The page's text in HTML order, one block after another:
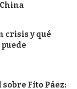
crisis y qué
Fito Páez: